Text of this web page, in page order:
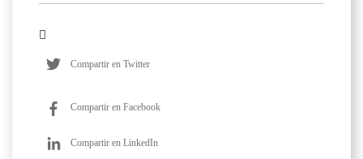
Compartir en Twitter
Compartir en Facebook
Compartir en LinkedIn